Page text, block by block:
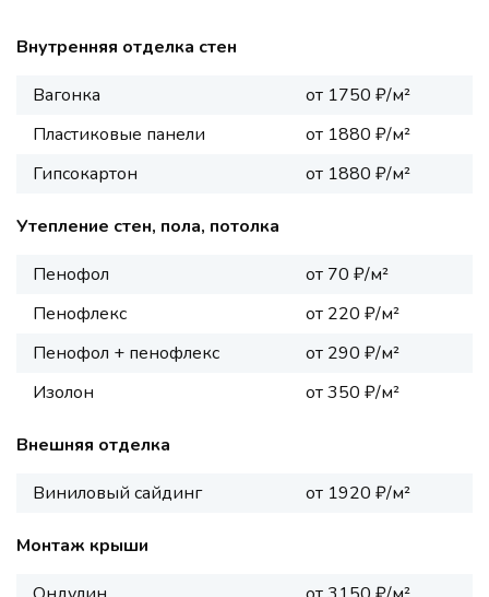
Внутренняя отделка стен
Вагонка
от 1750 ₽/м²
Пластиковые панели
от 1880 ₽/м²
Гипсокартон
от 1880 ₽/м²
Утепление стен, пола, потолка
Пенофол
от 70 ₽/м²
Пенофлекс
от 220 ₽/м²
Пенофол + пенофлекс
от 290 ₽/м²
Изолон
от 350 ₽/м²
Внешняя отделка
Виниловый сайдинг
от 1920 ₽/м²
Монтаж крыши